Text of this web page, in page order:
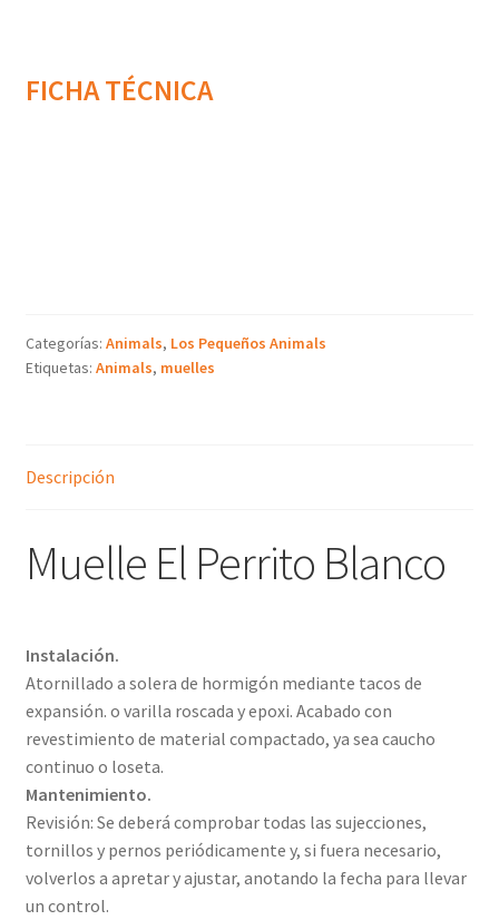
FICHA TÉCNICA
Categorías: Animals, Los Pequeños Animals
Etiquetas: Animals, muelles
Descripción
Muelle El Perrito Blanco
Instalación.
Atornillado a solera de hormigón mediante tacos de
expansión. o varilla roscada y epoxi. Acabado con
revestimiento de material compactado, ya sea caucho
continuo o loseta.
Mantenimiento.
Revisión: Se deberá comprobar todas las sujecciones,
tornillos y pernos periódicamente y, si fuera necesario,
volverlos a apretar y ajustar, anotando la fecha para llevar
un control.